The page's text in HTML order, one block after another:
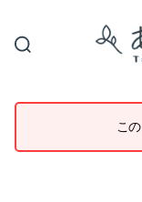
こ